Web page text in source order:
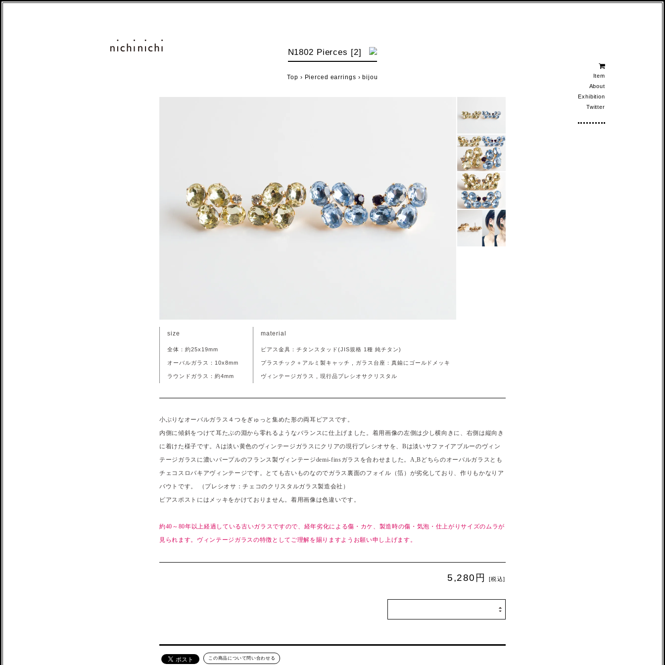
Item
About
Exhibition
Twitter
N1802 Pierces [2]
Top › Pierced earrings ›bijou
size
全体：約25x19mm
オーバルガラス：10x8mm
ラウンドガラス：約4mm
material
ピアス金具：チタンスタッド(JIS規格 1種 純チタン)
プラスチック＋アルミ製キャッチ , ガラス台座：真鍮にゴールドメッキ
ヴィンテージガラス , 現行品プレシオサクリスタル
小ぶりなオーバルガラス４つをぎゅっと集めた形の両耳ピアスです。
内側に傾斜をつけて耳たぶの淵から零れるようなバランスに仕上げました。着用画像の左側は少し横向きに、右側は縦向き
に着けた様子です。Aは淡い黄色のヴィンテージガラスにクリアの現行プレシオサを、Bは淡いサファイアブルーのヴィン
テージガラスに濃いパープルのフランス製ヴィンテージdemi-finsガラスを合わせました。A,Bどちらのオーバルガラスとも
チェコスロバキアヴィンテージです。とても古いものなのでガラス裏面のフォイル（箔）が劣化しており、作りもかなりア
バウトです。 （プレシオサ：チェコのクリスタルガラス製造会社）
ピアスポストにはメッキをかけておりません。着用画像は色違いです。
約40～80年以上経過している古いガラスですので、経年劣化による傷・カケ、製造時の傷・気泡・仕上がりサイズのムラが
見られます。ヴィンテージガラスの特徴としてご理解を賜りますようお願い申し上げます。
5,280円 [税込]
この商品について問い合わせる